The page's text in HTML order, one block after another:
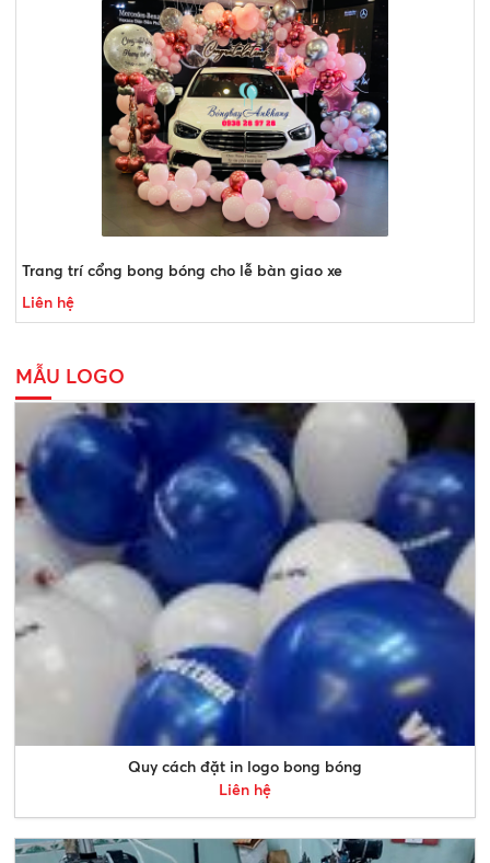
Trang trí cổng bong bóng cho lễ bàn giao xe
Liên hệ
MẪU LOGO
Quy cách đặt in logo bong bóng
Liên hệ